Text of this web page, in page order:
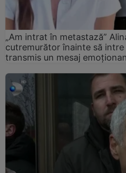
„Am intrat în metastază”
cutremurător înainte să
transmis un mesaj